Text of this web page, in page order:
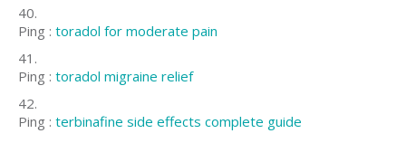
Ping : toradol for moderate pain
Ping : toradol migraine relief
Ping : terbinafine side effects complete guide